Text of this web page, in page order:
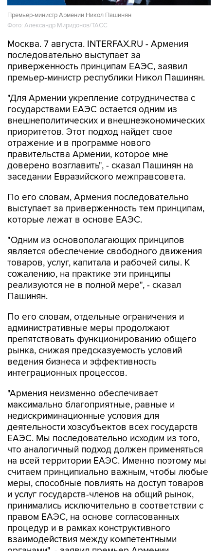
Премьер-министр Армении Никол Пашинян
Фото: Александр Миридонов/ТАСС
Москва. 7 августа. INTERFAX.RU - Армения
последовательно выступает за
приверженность принципам ЕАЭС, заявил
премьер-министр республики Никол Пашинян.
"Для Армении укрепление сотрудничества с
государствами ЕАЭС остается одним из
внешнеполитических и внешнеэкономических
приоритетов. Этот подход найдет свое
отражение и в программе нового
правительства Армении, которое мне
доверено возглавить", - сказал Пашинян на
заседании Евразийского межправсовета.
По его словам, Армения последовательно
выступает за приверженность тем принципам,
которые лежат в основе ЕАЭС.
"Одним из основополагающих принципов
является обеспечение свободного движения
товаров, услуг, капитала и рабочей силы. К
сожалению, на практике эти принципы
реализуются не в полной мере", - сказал
Пашинян.
По его словам, отдельные ограничения и
административные меры продолжают
препятствовать функционированию общего
рынка, снижая предсказуемость условий
ведения бизнеса и эффективность
интеграционных процессов.
"Армения неизменно обеспечивает
максимально благоприятные, равные и
недискриминационные условия для
деятельности хозсубъектов всех государств
ЕАЭС. Мы последовательно исходим из того,
что аналогичный подход должен применяться
на всей территории ЕАЭС. Именно поэтому мы
считаем принципиально важным, чтобы любые
меры, способные повлиять на доступ товаров
и услуг государств-членов на общий рынок,
принимались исключительно в соответствии с
правом ЕАЭС, на основе согласованных
процедур и в рамках конструктивного
взаимодействия между компетентными